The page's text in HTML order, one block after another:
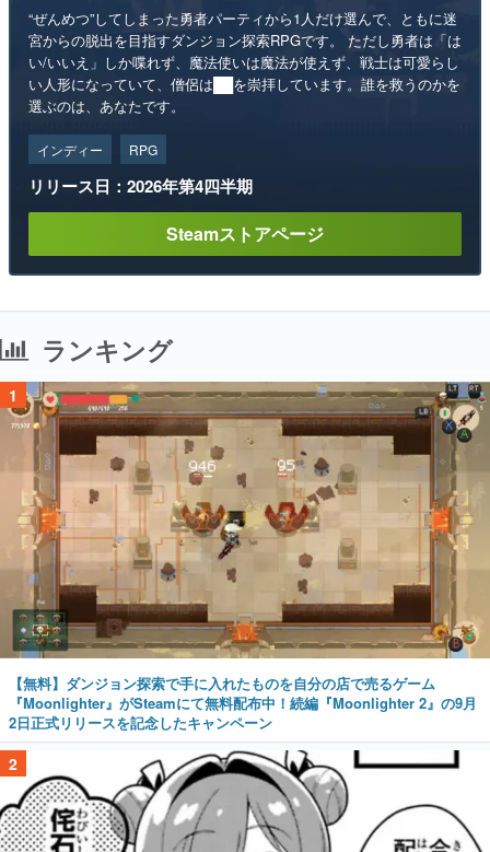
“ぜんめつ”してしまった勇者パーティから1人だけ選んで、ともに迷
宮からの脱出を目指すダンジョン探索RPGです。 ただし勇者は「は
い/いいえ」しか喋れず、魔法使いは魔法が使えず、戦士は可愛らし
い人形になっていて、僧侶は██を崇拝しています。誰を救うのかを
選ぶのは、あなたです。
インディー RPG
リリース日：2026年第4四半期
Steamストアページ
ランキング
1
【無料】ダンジョン探索で手に入れたものを自分の店で売るゲーム
『Moonlighter』がSteamにて無料配布中！続編『Moonlighter 2』の9月
2日正式リリースを記念したキャンペーン
2